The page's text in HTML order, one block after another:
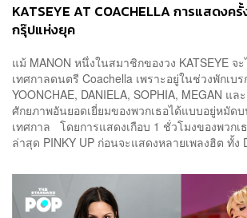
KATSEYE AT COACHELLA การแสดงค
กรุ๊ปแห่งยุค
แม้ MANON หนึ่งในสมาชิกของวง KATSEYE จ
เทศกาลดนตรี Coachella เพราะอยู่ในช่วงพักเบ
YOONCHAE, DANIELA, SOPHIA, MEGAN แล
ศักยภาพอันยอดเยี่ยมของพวกเธอได้แบบอยู่หมัดบ
เทศกาล โดยการแสดงเกือบ 1 ชั่วโมงของพวกเ
ล่าสุด PINKY UP ก่อนจะแสดงหลายเพลงฮิต ทั้ง